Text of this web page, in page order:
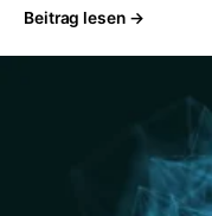
Beitrag lesen →